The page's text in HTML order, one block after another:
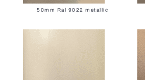
50mm Ral 9022 metallic